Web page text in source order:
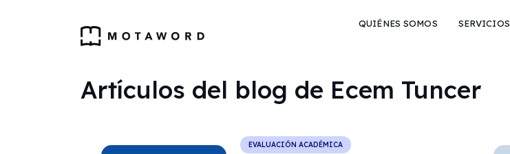
QUIÉNES SOMOS SERVICIOS
Artículos del blog de Ecem Tuncer
EVALUACIÓN ACADÉMICA